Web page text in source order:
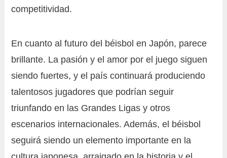
competitividad.
En cuanto al futuro del béisbol en Japón, parece
brillante. La pasión y el amor por el juego siguen
siendo fuertes, y el país continuará produciendo
talentosos jugadores que podrían seguir
triunfando en las Grandes Ligas y otros
escenarios internacionales. Además, el béisbol
seguirá siendo un elemento importante en la